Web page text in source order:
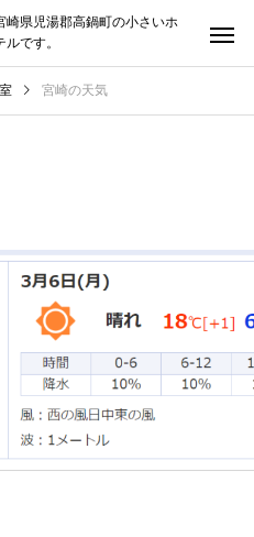
崎県児湯郡高鍋町の小さいホ
ルです。
宮崎の天気